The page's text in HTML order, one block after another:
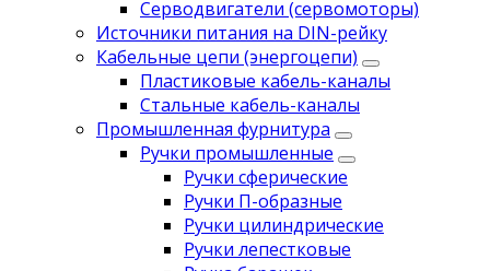
Серводвигатели (сервомоторы)
Источники питания на DIN-рейку
Кабельные цепи (энергоцепи)
Пластиковые кабель-каналы
Стальные кабель-каналы
Промышленная фурнитура
Ручки промышленные
Ручки сферические
Ручки П-образные
Ручки цилиндрические
Ручки лепестковые